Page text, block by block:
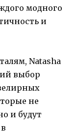
модного
и
Natasha
выбор
не
и будут